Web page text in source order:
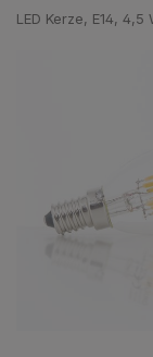
LED Kerze, E14, 4,5